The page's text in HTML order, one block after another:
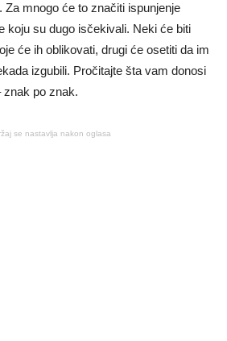
mnogo će to značiti ispunjenje
koju su dugo isčekivali. Neki će biti
će ih oblikovati, drugi će osetiti da im
izgubili. Pročitajte šta vam donosi
znak po znak.
se nastavlja nakon oglasa